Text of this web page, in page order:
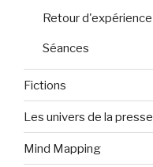
Retour d'expérience
Séances
Fictions
Les univers de la presse
Mind Mapping